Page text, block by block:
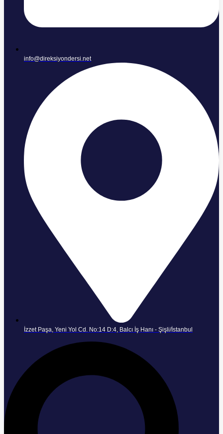
info@direksiyondersi.net
İzzet Paşa, Yeni Yol Cd. No:14 D:4, Balcı İş Hanı - Şişli/İstanbul